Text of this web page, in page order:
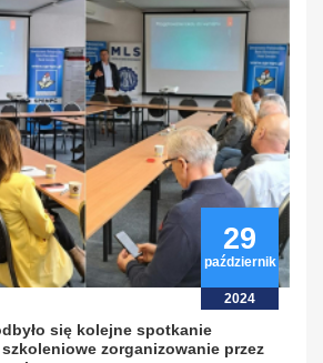
29
październik
2024
się kolejne spotkanie
zorganizowanie przez